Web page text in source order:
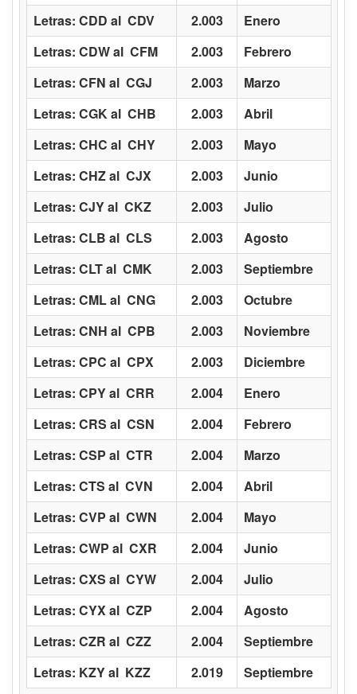
Letras: CDD al CDV
2.003
Enero
Letras: CDW al CFM
2.003
Febrero
Letras: CFN al CGJ
2.003
Marzo
Letras: CGK al CHB
2.003
Abril
Letras: CHC al CHY
2.003
Mayo
Letras: CHZ al CJX
2.003
Junio
Letras: CJY al CKZ
2.003
Julio
Letras: CLB al CLS
2.003
Agosto
Letras: CLT al CMK
2.003
Septiembre
Letras: CML al CNG
2.003
Octubre
Letras: CNH al CPB
2.003
Noviembre
Letras: CPC al CPX
2.003
Diciembre
Letras: CPY al CRR
2.004
Enero
Letras: CRS al CSN
2.004
Febrero
Letras: CSP al CTR
2.004
Marzo
Letras: CTS al CVN
2.004
Abril
Letras: CVP al CWN
2.004
Mayo
Letras: CWP al CXR
2.004
Junio
Letras: CXS al CYW
2.004
Julio
Letras: CYX al CZP
2.004
Agosto
Letras: CZR al CZZ
2.004
Septiembre
Letras: KZY al KZZ
2.019 Septiembre